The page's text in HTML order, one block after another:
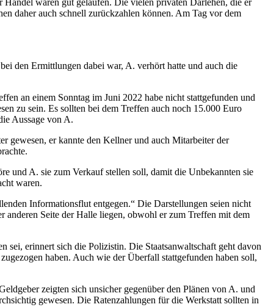
wären gut gelaufen. Die vielen privaten Darlehen, die er
daher auch schnell zurückzahlen können. Am Tag vor dem
den Ermittlungen dabei war, A. verhört hatte und auch die
an einem Sonntag im Juni 2022 habe nicht stattgefunden und
zu sein. Es sollten bei dem Treffen auch noch 15.000 Euro
Aussage von A.
gewesen, er kannte den Kellner und auch Mitarbeiter der
und A. sie zum Verkauf stellen soll, damit die Unbekannten sie
waren.
Informationsflut entgegen.“ Die Darstellungen seien nicht
anderen Seite der Halle liegen, obwohl er zum Treffen mit dem
sei, erinnert sich die Polizistin. Die Staatsanwaltschaft geht davon
haben. Auch wie der Überfall stattgefunden haben soll,
zeigten sich unsicher gegenüber den Plänen von A. und
gewesen. Die Ratenzahlungen für die Werkstatt sollten in